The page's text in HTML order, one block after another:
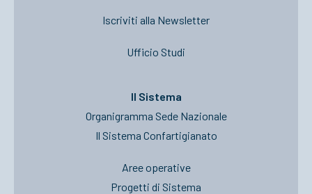
Iscriviti alla Newsletter
Ufficio Studi
Il Sistema
Organigramma Sede Nazionale
Il Sistema Confartigianato
Aree operative
Progetti di Sistema